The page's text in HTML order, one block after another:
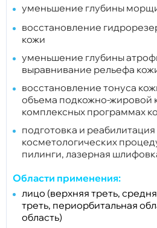
уменьшение глубины
восстановление
кожи
уменьшение глубины
выравнивание рельефа
восстановление тонуса
объема подкожно-жировой
комплексных программах
подготовка и
косметологических
пилинги, лазерная
Области применения:
лицо (верхняя треть,
треть, периорбитальная
область)